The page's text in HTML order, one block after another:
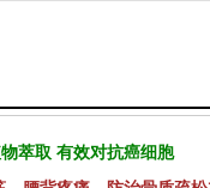
萃取 有效对抗癌细胞